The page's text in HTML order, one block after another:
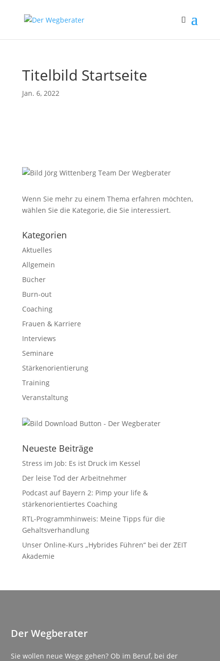
Titelbild Startseite
Jan. 6, 2022
Wenn Sie mehr zu einem Thema erfahren möchten,
wählen Sie die Kategorie, die Sie interessiert.
Kategorien
Aktuelles
Allgemein
Bücher
Burn-out
Coaching
Frauen & Karriere
Interviews
Seminare
Stärkenorientierung
Training
Veranstaltung
Neueste Beiträge
Stress im Job: Es ist Druck im Kessel
Der leise Tod der Arbeitnehmer
Podcast auf Bayern 2: Pimp your life &
stärkenorientiertes Coaching
RTL-Programmhinweis: Meine Tipps für die
Gehaltsverhandlung
Unser Online-Kurs „Hybrides Führen“ bei der ZEIT
Akademie
Der Wegberater
Sie wollen neue Wege gehen? Ob im Beruf, bei der